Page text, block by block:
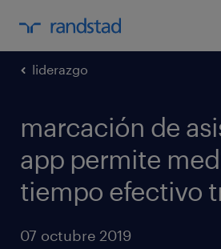
liderazgo
marcación de
app permite
tiempo efectivo
07 octubre 2019